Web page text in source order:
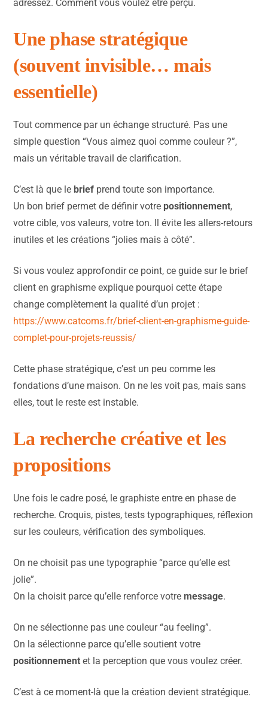
adressez. Comment vous voulez être perçu.
Une phase stratégique
(souvent invisible… mais
essentielle)
Tout commence par un échange structuré. Pas une
simple question “Vous aimez quoi comme couleur ?”,
mais un véritable travail de clarification.
C’est là que le brief prend toute son importance.
Un bon brief permet de définir votre positionnement,
votre cible, vos valeurs, votre ton. Il évite les allers-retours
inutiles et les créations “jolies mais à côté”.
Si vous voulez approfondir ce point, ce guide sur le brief
client en graphisme explique pourquoi cette étape
change complètement la qualité d’un projet :
https://www.catcoms.fr/brief-client-en-graphisme-guide-
complet-pour-projets-reussis/
Cette phase stratégique, c’est un peu comme les
fondations d’une maison. On ne les voit pas, mais sans
elles, tout le reste est instable.
La recherche créative et les
propositions
Une fois le cadre posé, le graphiste entre en phase de
recherche. Croquis, pistes, tests typographiques, réflexion
sur les couleurs, vérification des symboliques.
On ne choisit pas une typographie “parce qu’elle est
jolie”.
On la choisit parce qu’elle renforce votre message.
On ne sélectionne pas une couleur “au feeling”.
On la sélectionne parce qu’elle soutient votre
positionnement et la perception que vous voulez créer.
C’est à ce moment-là que la création devient stratégique.